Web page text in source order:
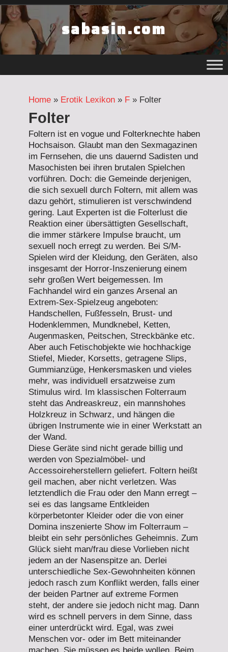
Zum
Inhalt
springen
sabasin.com
Home » Erotik Lexikon » F » Folter
Folter
Foltern ist en vogue und Folterknechte haben
Hochsaison. Glaubt man den Sexmagazinen
im Fernsehen, die uns dauernd Sadisten und
Masochisten bei ihren brutalen Spielchen
vorführen. Doch: die Gemeinde derjenigen,
die sich sexuell durch Foltern, mit allem was
dazu gehört, stimulieren ist verschwindend
gering. Laut Experten ist die Folterlust die
Reaktion einer übersättigten Gesellschaft,
die immer stärkere Impulse braucht, um
sexuell noch erregt zu werden. Bei S/M-
Spielen wird der Kleidung, den Geräten, also
insgesamt der Horror-Inszenierung einem
sehr großen Wert beigemessen. Im
Fachhandel wird ein ganzes Arsenal an
Extrem-Sex-Spielzeug angeboten:
Handschellen, Fußfesseln, Brust- und
Hodenklemmen, Mundknebel, Ketten,
Augenmasken, Peitschen, Streckbänke etc.
Aber auch Fetischobjekte wie hochhackige
Stiefel, Mieder, Korsetts, getragene Slips,
Gummianzüge, Henkersmasken und vieles
mehr, was individuell ersatzweise zum
Stimulus wird. Im klassischen Folterraum
steht das Andreaskreuz, ein mannshohes
Holzkreuz in Schwarz, und hängen die
übrigen Instrumente wie in einer Werkstatt an
der Wand.
Diese Geräte sind nicht gerade billig und
werden von Spezialmöbel- und
Accessoireherstellern geliefert. Foltern heißt
geil machen, aber nicht verletzen. Was
letztendlich die Frau oder den Mann erregt –
sei es das langsame Entkleiden
körperbetonter Kleider oder die von einer
Domina inszenierte Show im Folterraum –
bleibt ein sehr persönliches Geheimnis. Zum
Glück sieht man/frau diese Vorlieben nicht
jedem an der Nasenspitze an. Derlei
unterschiedliche Sex-Gewohnheiten können
jedoch rasch zum Konflikt werden, falls einer
der beiden Partner auf extreme Formen
steht, der andere sie jedoch nicht mag. Dann
wird es schnell pervers in dem Sinne, dass
einer unterdrückt wird. Egal, was zwei
Menschen vor- oder im Bett miteinander
machen. Sie müssen es beide wollen. Beim